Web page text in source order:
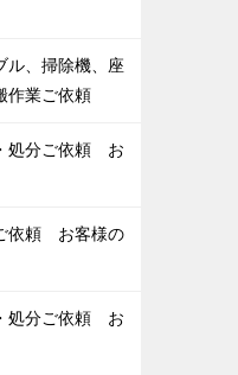
ル、掃除機、座
作業ご依頼
処分ご依頼 お
依頼 お客様の
処分ご依頼 お